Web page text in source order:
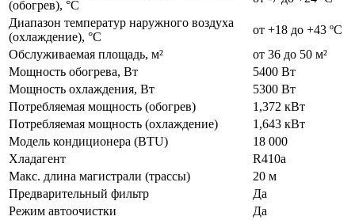
(обогрев), °C
Диапазон температур наружного воздуха
(охлаждение), °C
от +18 до +43 ºС
Обслуживаемая площадь, м²
от 36 до 50 м²
Мощность обогрева, Вт
5400 Вт
Мощность охлаждения, Вт
5300 Вт
Потребляемая мощность (обогрев)
1,372 кВт
Потребляемая мощность (охлаждение)
1,643 кВт
Модель кондиционера (BTU)
18 000
Хладагент
R410а
Макс. длина магистрали (трассы)
20 м
Предварительный фильтр
Да
Режим автоочистки
Да